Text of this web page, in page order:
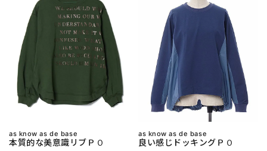
as know as de base
本質的な美意識リブＰＯ
as know as de base
良い感じドッキングＰＯ